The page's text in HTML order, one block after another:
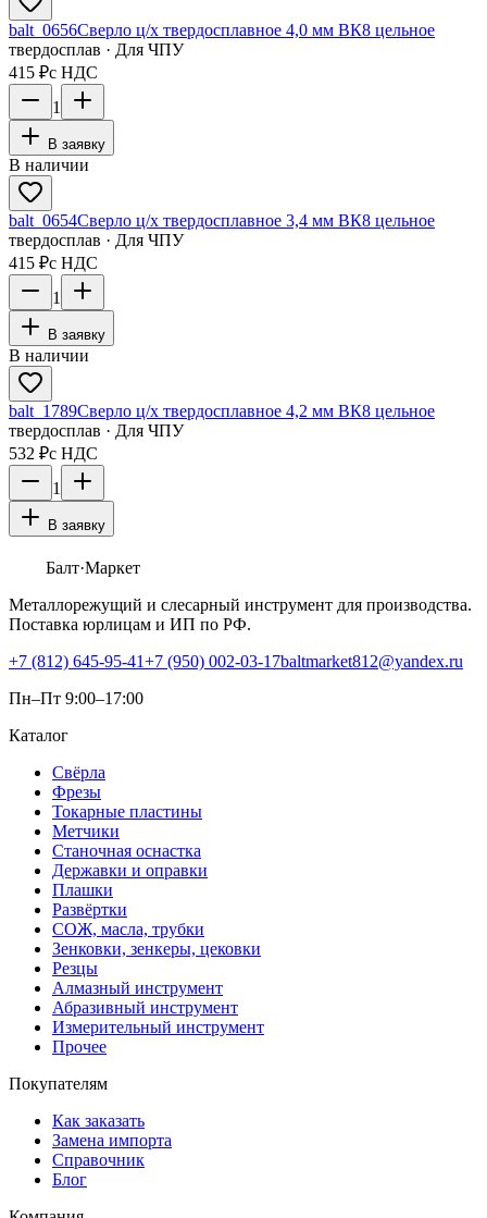
balt_0656Сверло ц/х твердосплавное 4,0 мм ВК8 цельное
твердосплав · Для ЧПУ
415 ₽с НДС
1
В заявку
В наличии
balt_0654Сверло ц/х твердосплавное 3,4 мм ВК8 цельное
твердосплав · Для ЧПУ
415 ₽с НДС
1
В заявку
В наличии
balt_1789Сверло ц/х твердосплавное 4,2 мм ВК8 цельное
твердосплав · Для ЧПУ
532 ₽с НДС
1
В заявку
Балт·Маркет
Металлорежущий и слесарный инструмент для производства.
Поставка юрлицам и ИП по РФ.
+7 (812) 645-95-41+7 (950) 002-03-17baltmarket812@yandex.ru
Пн–Пт 9:00–17:00
Каталог
Свёрла
Фрезы
Токарные пластины
Метчики
Станочная оснастка
Державки и оправки
Плашки
Развёртки
СОЖ, масла, трубки
Зенковки, зенкеры, цековки
Резцы
Алмазный инструмент
Абразивный инструмент
Измерительный инструмент
Прочее
Покупателям
Как заказать
Замена импорта
Справочник
Блог